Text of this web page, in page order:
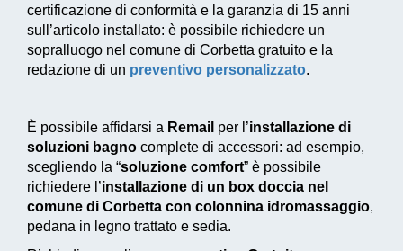
certificazione di conformità e la garanzia di 15 anni
sull’articolo installato: è possibile richiedere un
sopralluogo nel comune di Corbetta gratuito e la
redazione di un preventivo personalizzato.
È possibile affidarsi a Remail per l’installazione di
soluzioni bagno complete di accessori: ad esempio,
scegliendo la “soluzione comfort” è possibile
richiedere l’installazione di un box doccia nel
comune di Corbetta con colonnina idromassaggio,
pedana in legno trattato e sedia.